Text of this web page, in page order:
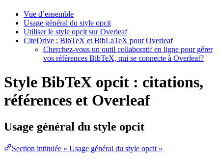
Vue d’ensemble
Usage général du style opcit
Utiliser le style opcit sur Overleaf
CiteDrive : BibTeX et BibLaTeX pour Overleaf
Cherchez-vous un outil collaboratif en ligne pour gérer
vos références BibTeX, qui se connecte à Overleaf?
Style BibTeX opcit : citations,
références et Overleaf
Usage général du style opcit
Section intitulée « Usage général du style opcit »